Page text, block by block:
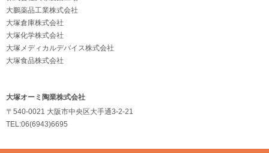
大鵬薬品工業株式会社
大塚倉庫株式会社
大塚化学株式会社
大塚メディカルデバイス株式会社
大塚食品株式会社
大塚オーミ陶業株式会社
〒540-0021 大阪市中央区大手通3-2-21
TEL:06(6943)6695